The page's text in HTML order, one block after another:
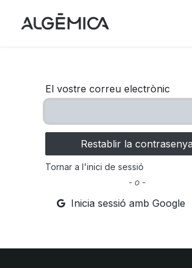
El vostre correu electrònic
Restablir la contrasenya
Tornar a l'inici de sessió
- o -
Inicia sessió amb Google